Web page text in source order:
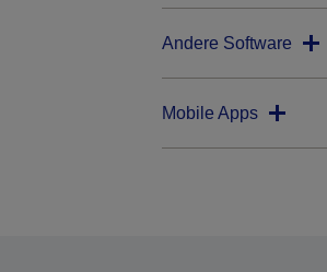
Andere Software
Mobile Apps